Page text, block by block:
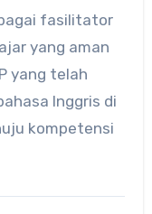
fasilitator
yang aman
yang telah
Inggris di
kompetensi